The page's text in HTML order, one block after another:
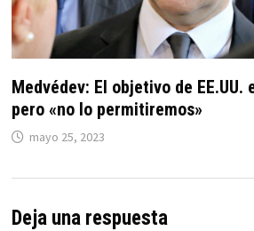
Medvédev: El objetivo de EE.UU.
pero «no lo permitiremos»
mayo 25, 2023
Deja una respuesta